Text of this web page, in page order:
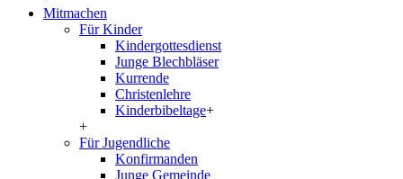
Mitmachen
Für Kinder
Kindergottesdienst
Junge Blechbläser
Kurrende
Christenlehre
Kinderbibeltage+
+
Für Jugendliche
Konfirmanden
Junge Gemeinde